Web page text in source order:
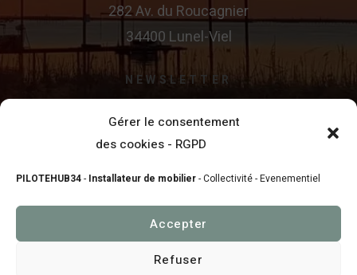
Gérer le consentement
des cookies - RGPD
PILOTEHUB34- Installateur de mobilier- Collectivité - Evenementiel
Accepter
Refuser
282 Av. du Roucagnier
34400 Lunel-Viel
NEWSLETTER
SUIVEZ-NOUS ..
PILOTEHUB34